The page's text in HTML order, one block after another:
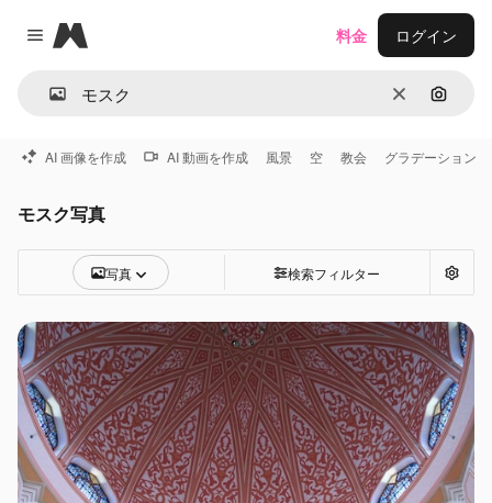
Close menu
Magnific
消去 画像で
料金 ログイン
AI 画像を作成 AI 動画を作成 風景 空 教会 グラデーション
モスク写真
写真 検索フィルター